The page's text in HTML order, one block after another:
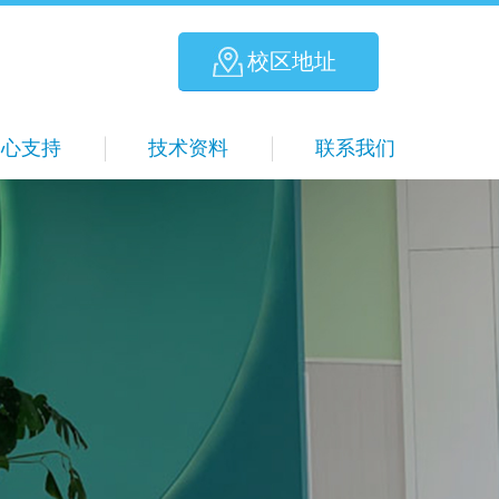
校区地址
支持 技术资料 联系我们